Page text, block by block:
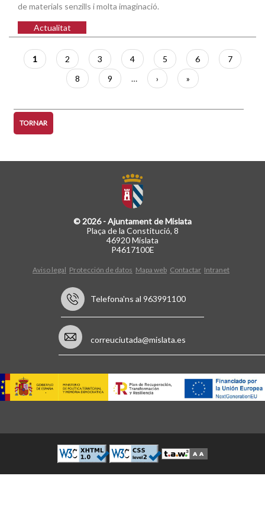
de materials senzills i molta imaginació.
Actualitat
Paginació
Pàgina
actual
1 Pàgina
2 Pàgina
3 Pàgina
4 Pàgina
5 Pàgina
6 Pàgina
7
Pàgina
8 Pàgina
9 …
Pàgina
següent
›
Última
pàgina
»
TORNAR
© 2026 - Ajuntament de Mislata
Plaça de la Constitució, 8
46920 Mislata
P4617100E
Aviso legal Protección de datos Mapa web Contactar Intranet
Telefona'ns al 963991100
correuciutada@mislata.es